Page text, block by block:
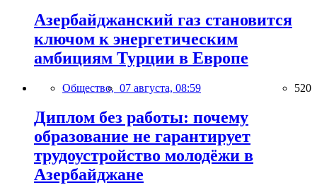
Азербайджанский газ становится
ключом к энергетическим
амбициям Турции в Европе
Общество, 07 августа, 08:59 520
Диплом без работы: почему
образование не гарантирует
трудоустройство молодёжи в
Азербайджане